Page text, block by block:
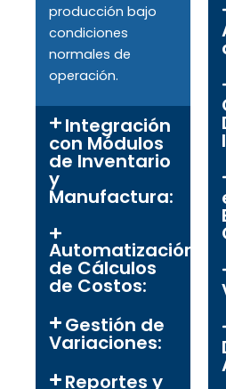
producción bajo
condiciones
normales de
operación.
Integración
con Módulos
de Inventario
y
Manufactura:
Automatización
de Cálculos
de Costos:
Gestión de
Variaciones:
Reportes y